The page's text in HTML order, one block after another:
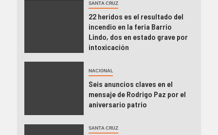
SANTA CRUZ
22 heridos es el resultado del
incendio en la feria Barrio
Lindo, dos en estado grave por
intoxicación
NACIONAL
Seis anuncios claves en el
mensaje de Rodrigo Paz por el
aniversario patrio
SANTA CRUZ